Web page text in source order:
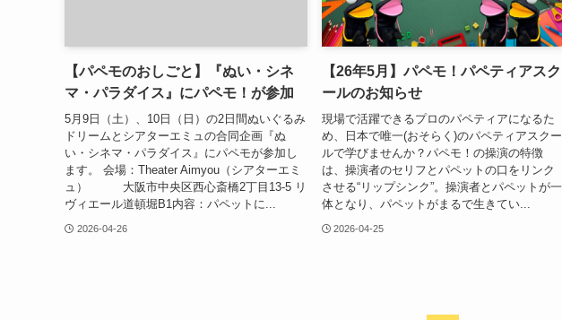
【パペモのおしごと】『ぬい・シネ
マ・パラダイス』にパペモ！が参加
5月9日（土）、10日（日）の2日間ぬいぐるみ
ドリームとシアターエミュの合同企画『ぬ
い・シネマ・パラダイス』にパペモが参加し
ます。 会場：Theater Aimyou（シアターエミ
ュ） 大阪市中央区西心斎橋2丁目13-5 リ
ヴィエール道頓堀B1内容：パペットに...
2026-04-26
【26年5月】パペモ！パペティアスク
ールのお知らせ
現場で活躍できるプロのパペティアになるた
め、日本で唯一(おそらく)のパペティアスクー
ルで学びませんか？パペモ！の操演の特徴
は、操演者のセリフとパペットの口をリンク
させる“リップシンク”。操演者とパペットが一
体となり、パペットがまるで生きてい...
2026-04-25